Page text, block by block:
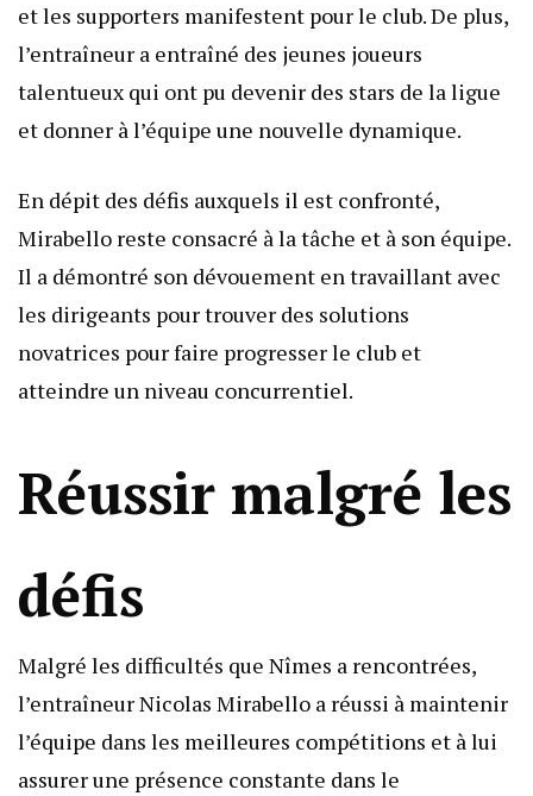
et les supporters manifestent pour le club. De plus,
l’entraîneur a entraîné des jeunes joueurs
talentueux qui ont pu devenir des stars de la ligue
et donner à l’équipe une nouvelle dynamique.
En dépit des défis auxquels il est confronté,
Mirabello reste consacré à la tâche et à son équipe.
Il a démontré son dévouement en travaillant avec
les dirigeants pour trouver des solutions
novatrices pour faire progresser le club et
atteindre un niveau concurrentiel.
Réussir malgré les
défis
Malgré les difficultés que Nîmes a rencontrées,
l’entraîneur Nicolas Mirabello a réussi à maintenir
l’équipe dans les meilleures compétitions et à lui
assurer une présence constante dans le